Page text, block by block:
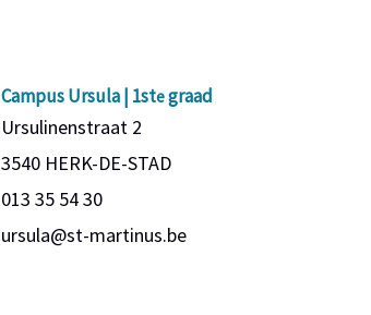
Campus Ursula | 1stegraad
Ursulinenstraat 2
3540 HERK-DE-STAD
013 35 54 30
ursula@st-martinus.be